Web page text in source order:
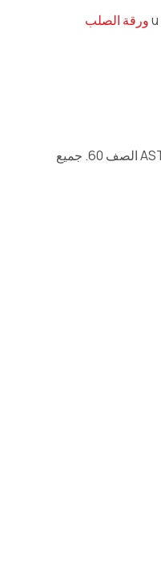
ورقة الصلب
مادة: س 235 ب, س345ب, S235, إس 240, SY295, S355, إس 430, إس 460, أ 690, ASTM A572 الصف 50, ASTM A572 الصف 60. جميع